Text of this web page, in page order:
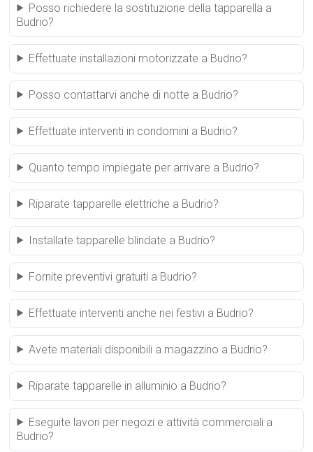
Posso richiedere la sostituzione della tapparella a
Budrio?
Effettuate installazioni motorizzate a Budrio?
Posso contattarvi anche di notte a Budrio?
Effettuate interventi in condomini a Budrio?
Quanto tempo impiegate per arrivare a Budrio?
Riparate tapparelle elettriche a Budrio?
Installate tapparelle blindate a Budrio?
Fornite preventivi gratuiti a Budrio?
Effettuate interventi anche nei festivi a Budrio?
Avete materiali disponibili a magazzino a Budrio?
Riparate tapparelle in alluminio a Budrio?
Eseguite lavori per negozi e attività commerciali a
Budrio?